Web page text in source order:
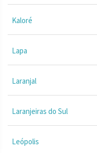
Kaloré
Lapa
Laranjal
Laranjeiras do Sul
Leópolis